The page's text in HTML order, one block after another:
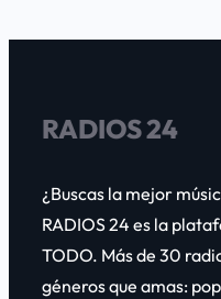
RADIOS 24
¿Buscas la mejor
RADIOS 24 es la
TODO. Más de 30
géneros que amas: